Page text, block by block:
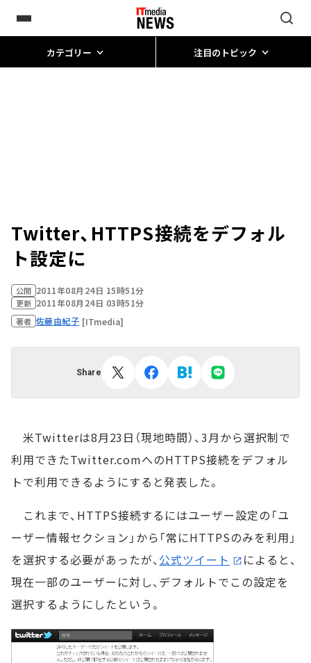
カテゴリー 注目のトピック
Twitter、HTTPS接続をデフォル
ト設定に
公開 2011年08月24日 15時51分
更新 2011年08月24日 03時51分
著者 佐藤由紀子 [ITmedia]
Share
米Twitterは8月23日（現地時間）、3月から選択制で
利用できたTwitter.comへのHTTPS接続をデフォル
トで利用できるようにすると発表した。
これまで、HTTPS接続するにはユーザー設定の「ユ
ーザー情報セクション」から「常にHTTPSのみを利用」
を選択する必要があったが、 公式ツイート
によると、
現在一部のユーザーに対し、デフォルトでこの設定を
選択するようにしたという。